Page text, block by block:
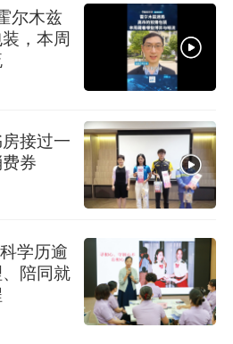
浪橙色预警！
尔木兹
，本周
接过一
券
学历逾
陪同就